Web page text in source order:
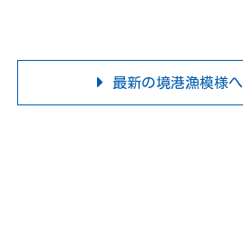
最新の境港漁模様へ